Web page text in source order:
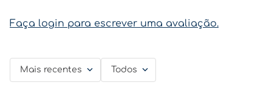
Faça login para escrever uma avaliação.
Mais recentes Todos